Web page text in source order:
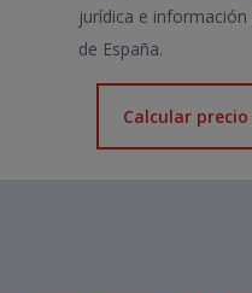
jurídica e
de España.
Calcular